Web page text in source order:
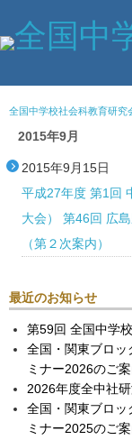
全国中学校社会科教育研究
2015年9月
2015年9月15日
平成27年度 第1回
大会） 第46回 広
（第２次案内）
最近のお知らせ
第59回 全国中学
全国・関東ブロ
ミナー2026のご
2026年度全中社
全国・関東ブロ
ミナー2025のご